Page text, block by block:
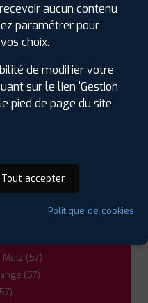
À PROXIMITÉ
(57)
(57)
(54)
(57)
(57)
aucun contenu
paramétrer pour
choix.
de modifier votre
sur le lien 'Gestion
pied de page du site
Tout accepter
Politique de cookies